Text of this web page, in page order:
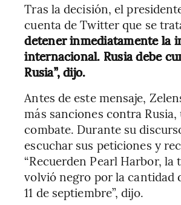
Tras la decisión, el
cuenta de Twitter que se
detener inmediatamente la
internacional. Rusia debe
Rusia”, dijo.
Antes de este mensaje,
más sanciones contra
combate. Durante su
escuchar sus peticiones y
“Recuerden Pearl Harbor, la
volvió negro por la cantidad
11 de septiembre”, dijo.